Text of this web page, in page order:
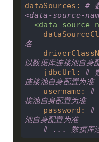
dataSources :
#
<data-source-
名
以数据库连接池自身
jdbcUrl :
#
连接池自身配置为准
username :
#
接池自身配置为准
password :
#
池自身配置为准
# ... 数据库连